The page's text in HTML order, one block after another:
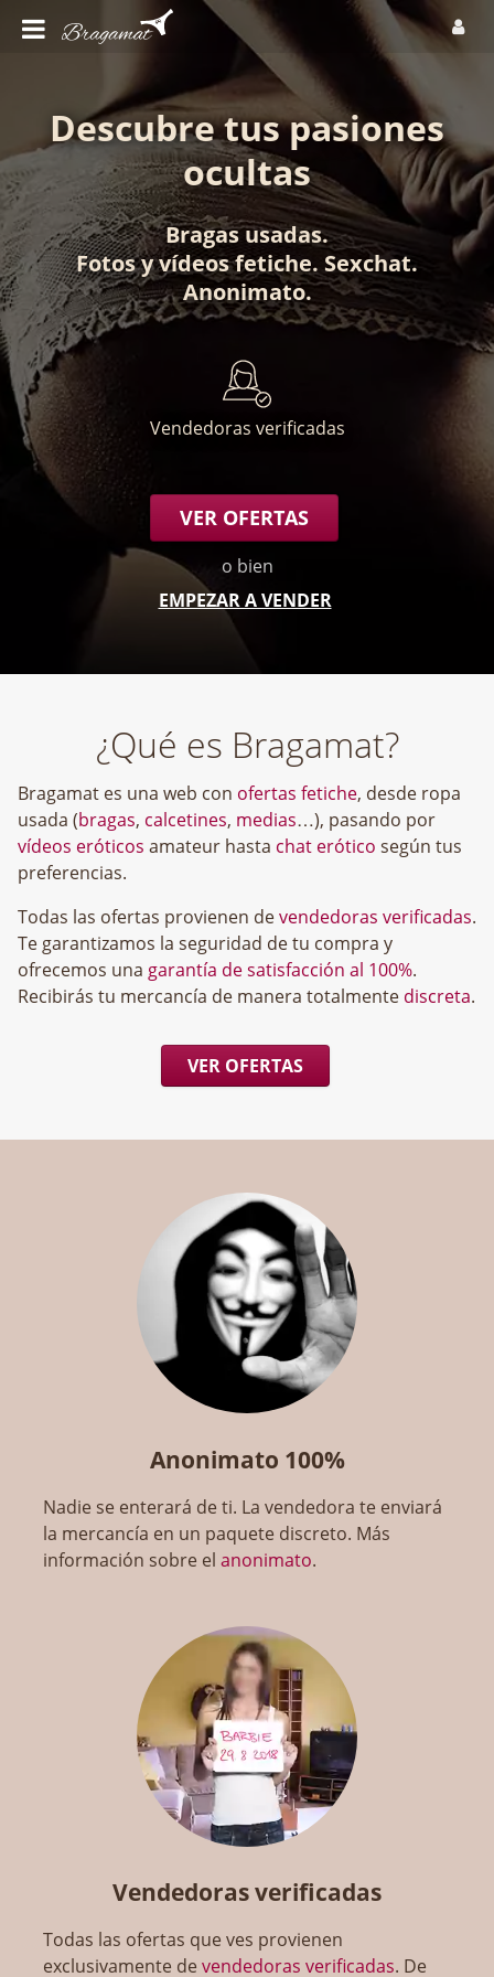
Descubre tus pasiones
ocultas
Bragas usadas.
Fotosyvídeos fetiche. Sexchat.
Anonimato.
Vendedoras verificadas
VER OFERTAS
o bien
EMPEZAR A VENDER
¿Qué es Bragamat?
Bragamat es una web con ofertas fetiche, desde ropa
usada (bragas, calcetines, medias…), pasando por
vídeos eróticos amateur hasta chat erótico según tus
preferencias.
Todas las ofertas provienen devendedoras verificadas.
Te garantizamos la seguridad de tu compra y
ofrecemos una garantía de satisfacción al 100%.
Recibirás tu mercancía de manera totalmente discreta.
VER OFERTAS
Anonimato 100%
Nadie se enterará de ti. La vendedora te enviará
la mercancía en un paquete discreto. Más
información sobre elanonimato.
Vendedoras verificadas
Todas las ofertas que ves provienen
exclusivamente devendedoras verificadas. De